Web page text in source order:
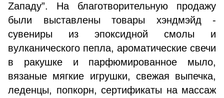
Zападу”. На благотворительную продажу
были выставлены товары хэндмэйд -
сувениры из эпоксидной смолы и
вулканического пепла, ароматические свечи
в ракушке и парфюмированное мыло,
вязаные мягкие игрушки, свежая выпечка,
леденцы, попкорн, сертификаты на массаж